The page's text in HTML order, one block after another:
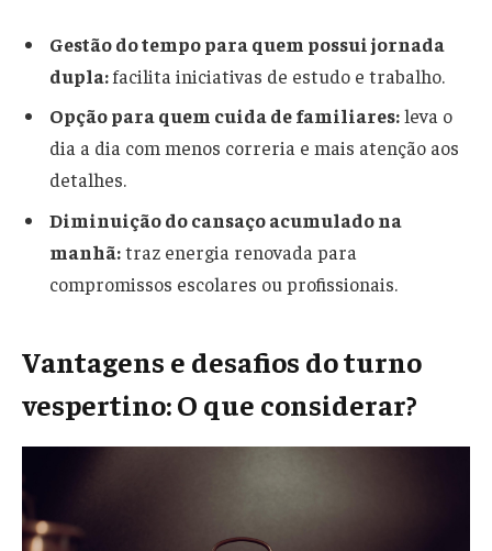
Gestão do tempo para quem possui jornada
dupla:facilita iniciativas de estudo e trabalho.
Opção para quem cuida de familiares:leva o
dia a dia com menos correria e mais atenção aos
detalhes.
Diminuição do cansaço acumulado na
manhã:traz energia renovada para
compromissos escolares ou profissionais.
Vantagens e desafios do turno
vespertino: O que considerar?